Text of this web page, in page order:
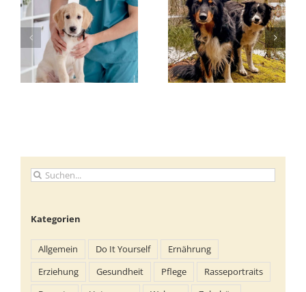
Suche
Kategorien
Allgemein Do It Yourself
Ernährung
Erziehung
Gesundheit Pflege
Rasseportraits